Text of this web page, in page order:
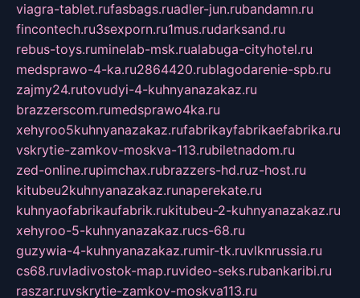
viagra-tablet.rufasbags.ruadler-jun.rubandamn.ru
fincontech.ru3sexporn.ru1mus.rudarksand.ru
rebus-toys.ruminelab-msk.rualabuga-cityhotel.ru
medsprawo-4-ka.ru2864420.rublagodarenie-spb.ru
zajmy24.rutovudyi-4-kuhnyanazakaz.ru
brazzerscom.rumedsprawo4ka.ru
xehyroo5kuhnyanazakaz.rufabrikayfabrikaefabrika.ru
vskrytie-zamkov-moskva-113.rubiletnadom.ru
zed-online.rupimchax.rubrazzers-hd.ruz-host.ru
kitubeu2kuhnyanazakaz.runaperekate.ru
kuhnyaofabrikaufabrik.rukitubeu-2-kuhnyanazakaz.ru
xehyroo-5-kuhnyanazakaz.rucs-68.ru
guzywia-4-kuhnyanazakaz.rumir-tk.ruvlknrussia.ru
cs68.ruvladivostok-map.ruvideo-seks.rubankaribi.ru
raszar.ruvskrytie-zamkov-moskva113.ru